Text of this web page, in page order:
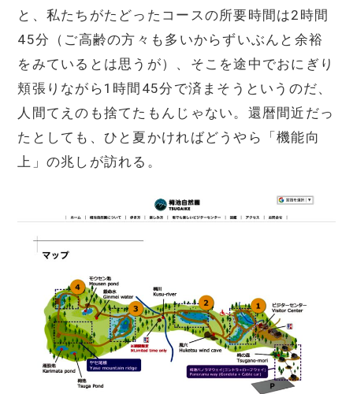
と、私たちがたどったコースの所要時間は2時間
45分（ご高齢の方々も多いからずいぶんと余裕
をみているとは思うが）、そこを途中でおにぎり
頬張りながら1時間45分で済まそうというのだ、
人間てえのも捨てたもんじゃない。還暦間近だっ
たとしても、ひと夏かければどうやら「機能向
上」の兆しが訪れる。